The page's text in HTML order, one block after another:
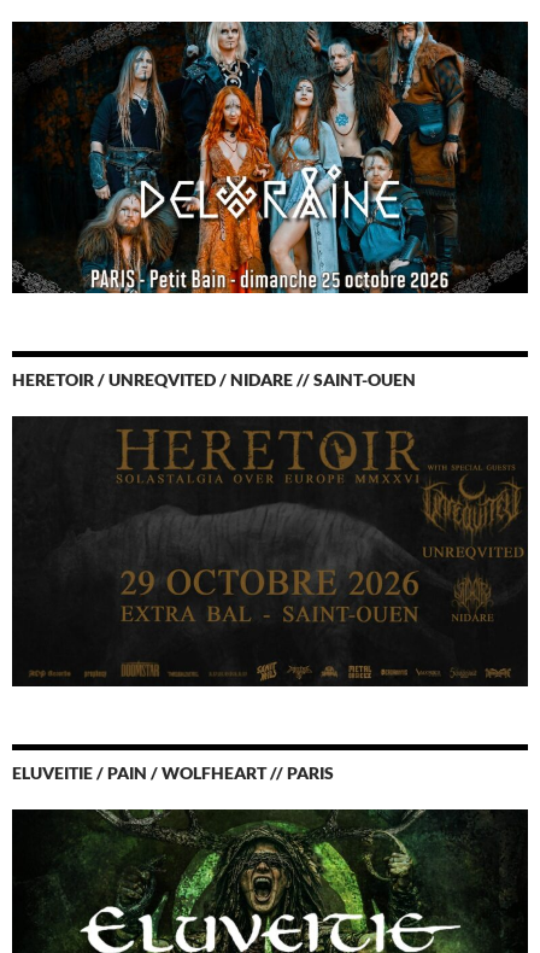
HERETOIR / UNREQVITED / NIDARE // SAINT-OUEN
ELUVEITIE / PAIN / WOLFHEART // PARIS